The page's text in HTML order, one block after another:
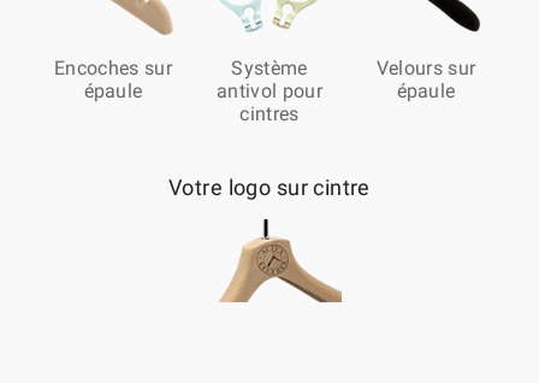
Encoches sur
épaule
Système
antivol pour
cintres
Velours sur
épaule
Votre logo sur cintre